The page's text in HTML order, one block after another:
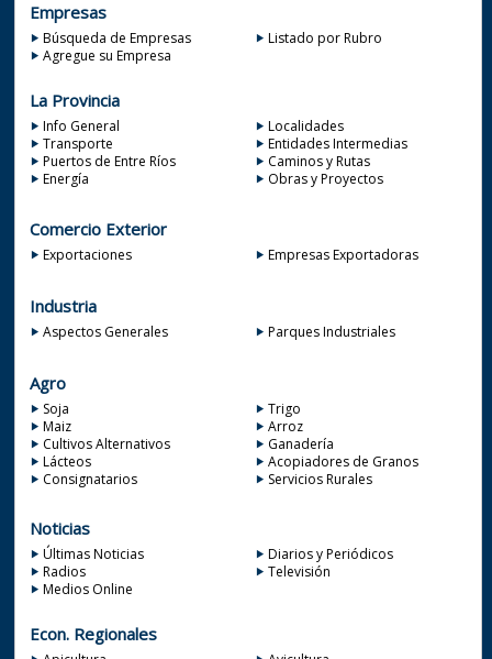
Empresas
Búsqueda de Empresas
Listado por Rubro
Agregue su Empresa
La Provincia
Info General
Localidades
Transporte
Entidades Intermedias
Puertos de Entre Ríos
Caminos y Rutas
Energía
Obras y Proyectos
Comercio Exterior
Exportaciones Empresas Exportadoras
Industria
Aspectos Generales Parques Industriales
Agro
Soja
Trigo
Maiz
Arroz
Cultivos Alternativos
Ganadería
Lácteos
Acopiadores de Granos
Consignatarios
Servicios Rurales
Noticias
Últimas Noticias
Diarios y Periódicos
Radios
Televisión
Medios Online
Econ. Regionales